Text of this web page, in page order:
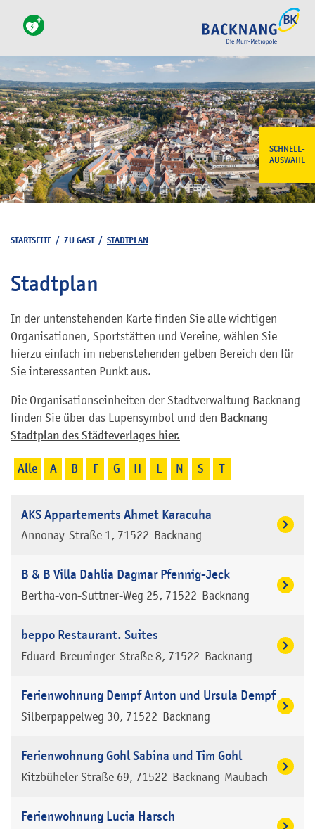
SCHNELL-
AUSWAHL
STARTSEITE / ZU GAST/ STADTPLAN
Stadtplan
In der untenstehenden Karte finden Sie alle wichtigen
Organisationen, Sportstätten und Vereine, wählen Sie
hierzu einfach im nebenstehenden gelben Bereich den für
Sie interessanten Punkt aus.
Die Organisationseinheiten der Stadtverwaltung Backnang
finden Sie über das Lupensymbol und den Backnang
Stadtplan des Städteverlages hier.
Alle A B F G H L N S T
AKS Appartements Ahmet Karacuha
Annonay-Straße 1 71522 Backnang
B & B Villa Dahlia Dagmar Pfennig-Jeck
Bertha-von-Suttner-Weg 25 71522 Backnang
beppo Restaurant. Suites
Eduard-Breuninger-Straße 8 71522 Backnang
Ferienwohnung Dempf Anton und Ursula Dempf
Silberpappelweg 30 71522 Backnang
Ferienwohnung Gohl Sabina und Tim Gohl
Kitzbüheler Straße 69 71522 Backnang-Maubach
Ferienwohnung Lucia Harsch